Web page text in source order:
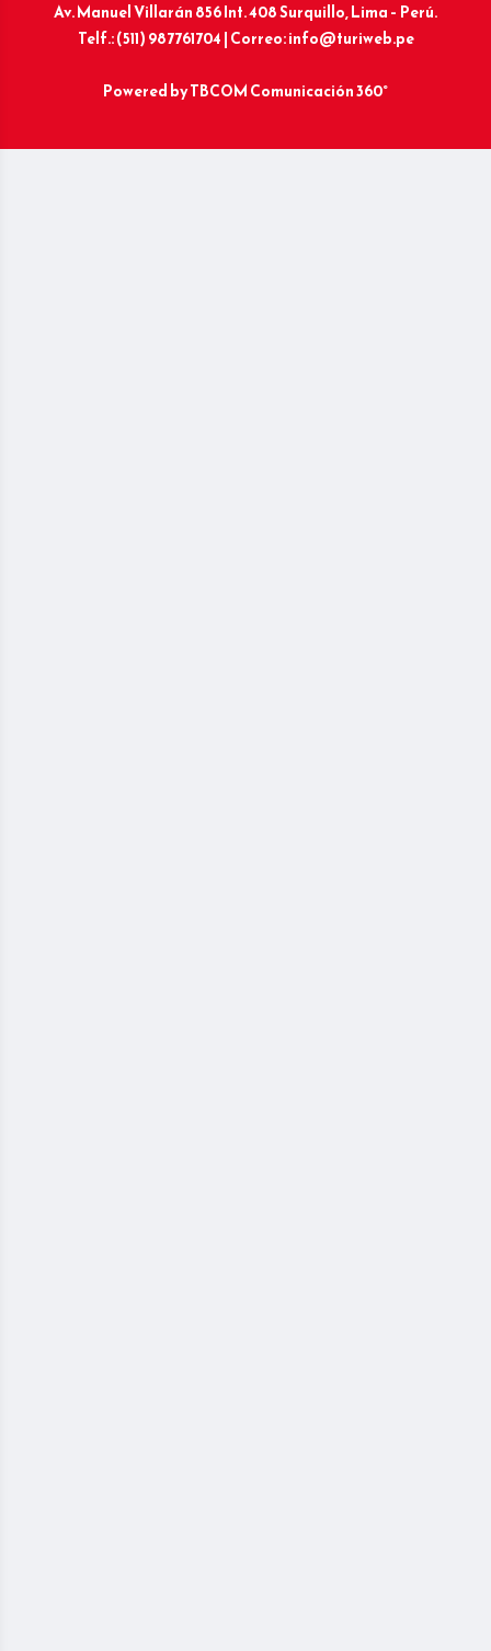
Av. Manuel Villarán 856 Int. 408 Surquillo, Lima – Perú.
Telf.: (511) 987761704 | Correo: info@turiweb.pe
Powered byTBCOM Comunicación 360°